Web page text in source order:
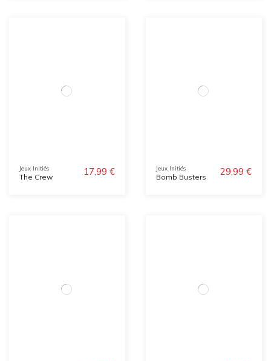
Jeux Initiés
The Crew 17,99 € Jeux Initiés
Bomb Busters 29,99 €